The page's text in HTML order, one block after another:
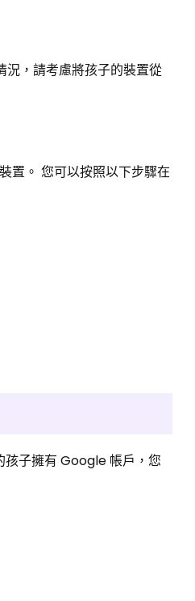
況，請考慮將孩子的裝置從
置。 您可以按照以下步驟在
子擁有 Google 帳戶，您